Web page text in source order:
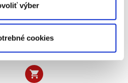
výber
cookies
,Ján Mazúr,,Stanislav Barkoci